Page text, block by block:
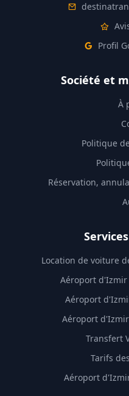
Profil
Société et
À
Politique
Réservation,
Location de voiture
Aéroport d'Izmir
Aéroport
Aéroport
Transfert
Tarifs
Aéroport